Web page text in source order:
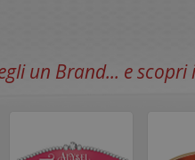
un Brand... e